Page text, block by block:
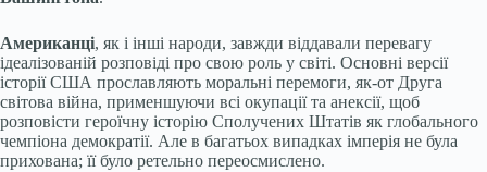
Американці, як і інші народи, завжди віддавали перевагу
ідеалізованій розповіді про свою роль у світі. Основні версії
історії США прославляють моральні перемоги, як-от Друга
світова війна, применшуючи всі окупації та анексії, щоб
розповісти героїчну історію Сполучених Штатів як глобального
чемпіона демократії. Але в багатьох випадках імперія не була
прихована; її було ретельно переосмислено.